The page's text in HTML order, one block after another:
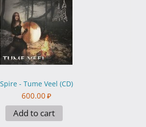
Spire - Tume Veel (CD)
600.00 ₽
Add to cart